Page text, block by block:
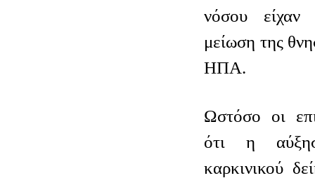
νόσου
μείωση της
ΗΠΑ.
Ωστόσο οι
ότι η
καρκινικού